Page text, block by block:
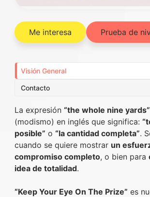
Me interesa Prueba de
Visión General
Contacto
La expresión “the whole nine yards”
(modismo) en inglés que significa:
posible” o “la cantidad completa”.
cuando se quiere mostrar un
compromiso completo, o bien para
idea de totalidad.
“Keep Your Eye On The Prize” es